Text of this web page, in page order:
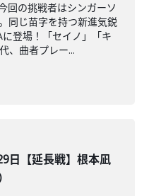
回の挑戦者はシンガーソ
同じ苗字を持つ新進気鋭
登場！「セイノ」「キ
、曲者プレー...
日【延長戦】根本凪